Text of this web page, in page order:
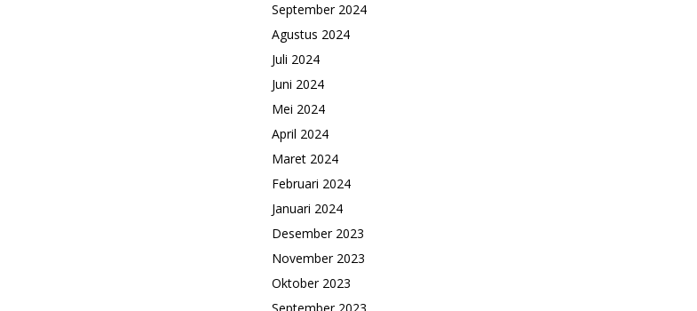
September 2024
Agustus 2024
Juli 2024
Juni 2024
Mei 2024
April 2024
Maret 2024
Februari 2024
Januari 2024
Desember 2023
November 2023
Oktober 2023